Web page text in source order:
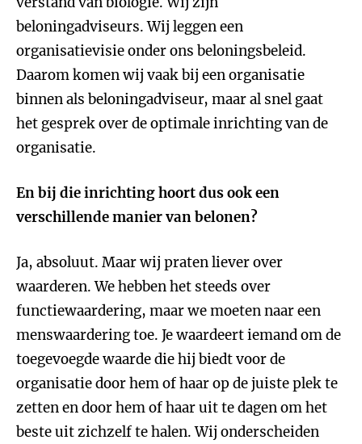
beloningadviseurs. Wij leggen een
organisatievisie onder ons beloningsbeleid.
Daarom komen wij vaak bij een organisatie
binnen als beloningadviseur, maar al snel gaat
het gesprek over de optimale inrichting van de
organisatie.
En bij die inrichting hoort dus ook een
verschillende manier van belonen?
Ja, absoluut. Maar wij praten liever over
waarderen. We hebben het steeds over
functiewaardering, maar we moeten naar een
menswaardering toe. Je waardeert iemand om de
toegevoegde waarde die hij biedt voor de
organisatie door hem of haar op de juiste plek te
zetten en door hem of haar uit te dagen om het
beste uit zichzelf te halen. Wij onderscheiden